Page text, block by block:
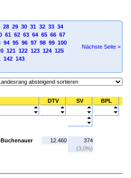
28 29 30 31 32 33 34
61 62 63 64 65 66 67
94 95 96 97 98 99 100
121 122 123 124 125
142 143
Nächste Seite >
DTV SV BPL
12.460
374
(3,0%)